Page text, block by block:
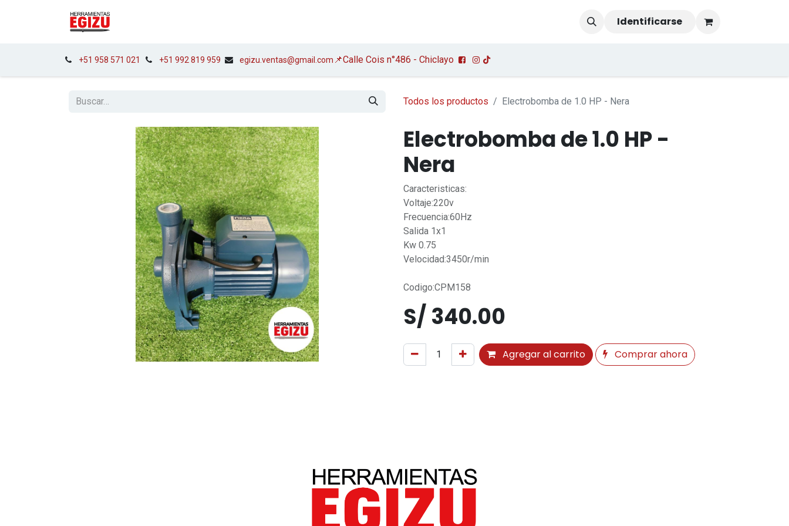
Identificarse
+51 958 571 021 +51 992 819 959 egizu.ventas@gmail.com 📌Calle Cois n°486 - Chiclayo
Todos los productos Electrobomba de 1.0 HP - Nera
Electrobomba de 1.0 HP -
Nera
Caracteristicas:
Voltaje:220v
Frecuencia:60Hz
Salida 1x1
Kw 0.75
Velocidad:3450r/min
Codigo:CPM158
S/ 340.00
Agregar al carrito Comprar ahora